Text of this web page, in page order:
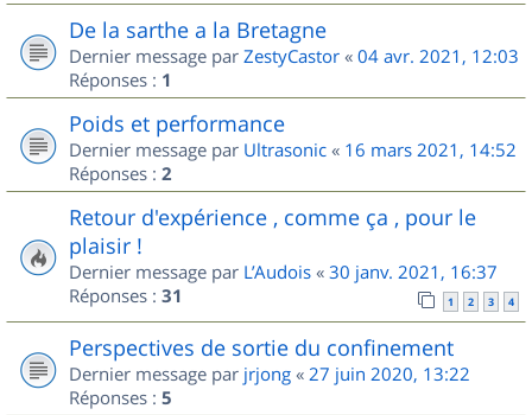
De la sarthe a la Bretagne
Dernier message par ZestyCastor « 04 avr. 2021, 12:03
Réponses : 1
Poids et performance
Dernier message par Ultrasonic « 16 mars 2021, 14:52
Réponses : 2
Retour d'expérience , comme ça , pour le
plaisir !
Dernier message par L’Audois « 30 janv. 2021, 16:37
Réponses : 31 1 2 3 4
Perspectives de sortie du confinement
Dernier message par jrjong « 27 juin 2020, 13:22
Réponses : 5